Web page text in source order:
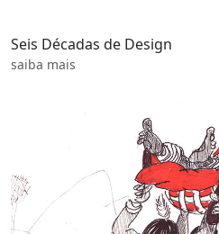
Seis Décadas de Design
saiba mais